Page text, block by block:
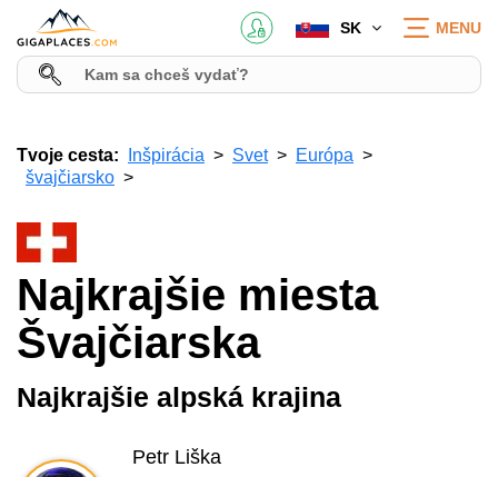
SK MENU
Tvoje cesta: Inšpirácia Svet
Európa
švajčiarsko
Najkrajšie miesta
Švajčiarska
Najkrajšie alpská krajina
Petr Liška